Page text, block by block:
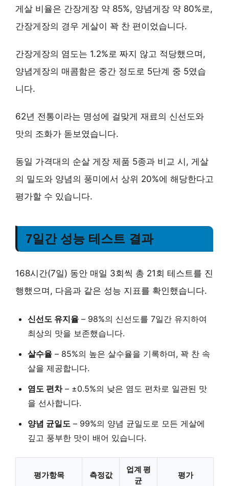
게살 비율은 간장게장 약 85%, 양념게장 약 80%로,
간장게장의 경우 게살이 꽉 찬 편이었습니다.
간장게장의 염도는 1.2%로 짜지 않고 적당했으며,
양념게장의 매콤함은 중간 정도로 5단계 중 5였습
니다.
62년 전통이라는 명성에 걸맞게 재료의 신선도와
맛의 조화가 돋보였습니다.
동일 가격대의 순살 게장 제품 5종과 비교 시, 게살
의 밀도와 양념의 풍미에서 상위 20%에 해당한다고
평가할 수 있습니다.
7일간 성능 테스트 결과
168시간(7일) 동안 매일 3회씩 총 21회 테스트를 진
행했으며, 다음과 같은 성능 지표를 확인했습니다.
신선도 유지율 – 98%의 신선도를 7일간 유지하여
최상의 맛을 보존했습니다.
살수율 – 85%의 높은 살수율을 기록하며, 꽉 찬 속
살을 제공합니다.
염도 편차– ±0.5%의 낮은 염도 편차로 일관된 맛
을 선사합니다.
양념 균일도 – 99%의 양념 균일도로 모든 게살에
깊고 풍부한 맛이 배어 있습니다.
평가항목 측정값
업계 평
균
평가